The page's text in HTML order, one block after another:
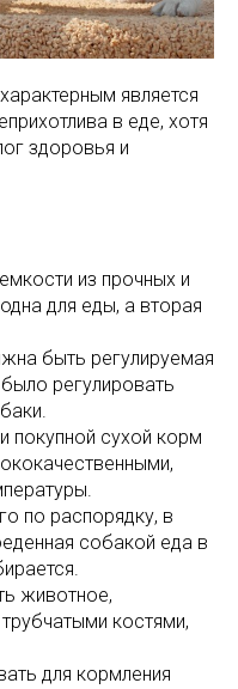
является
в еде, хотя
здоровья и
из прочных и
для еды, а вторая
быть регулируемая
регулировать
покупной сухой корм
по распорядку, в
собакой еда в
животное,
костями,
для кормления